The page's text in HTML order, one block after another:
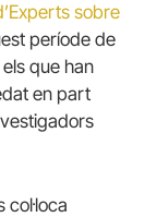
sobre
període de
que han
en part